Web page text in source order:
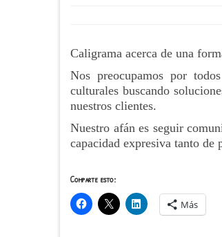
Caligrama acerca de una
Nos preocupamos por
culturales buscando
nuestros clientes.
Nuestro afán es seguir
capacidad expresiva tanto de
Comparte esto:
Más